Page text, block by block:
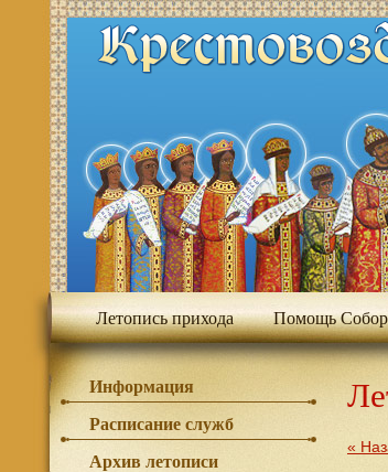
Летопись прихода Помощь
«
Информация
Расписание служб
Архив летописи